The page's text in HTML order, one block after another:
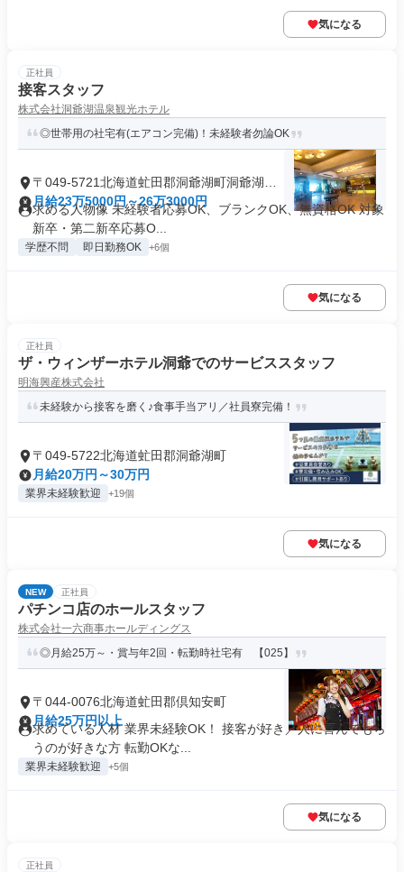
気になる
正社員
接客スタッフ
株式会社洞爺湖温泉観光ホテル
◎世帯用の社宅有(エアコン完備)！未経験者勿論OK
〒049-5721北海道虻田郡洞爺湖町洞爺湖温
泉
月給23万5000円～26万3000円
求める人物像 未経験者応募OK、ブランクOK、無資格OK 対象
新卒・第二新卒応募O...
学歴不問 即日勤務OK +6個
気になる
正社員
ザ・ウィンザーホテル洞爺でのサービススタッフ
明海興産株式会社
未経験から接客を磨く♪食事手当アリ／社員寮完備！
〒049-5722北海道虻田郡洞爺湖町
月給20万円～30万円
業界未経験歓迎 +19個
気になる
NEW 正社員
パチンコ店のホールスタッフ
株式会社一六商事ホールディングス
◎月給25万～・賞与年2回・転勤時社宅有 【025】
〒044-0076北海道虻田郡倶知安町
月給25万円以上
求めている人材 業界未経験OK！ 接客が好き／人に喜んでもら
うのが好きな方 転勤OKな...
業界未経験歓迎 +5個
気になる
正社員